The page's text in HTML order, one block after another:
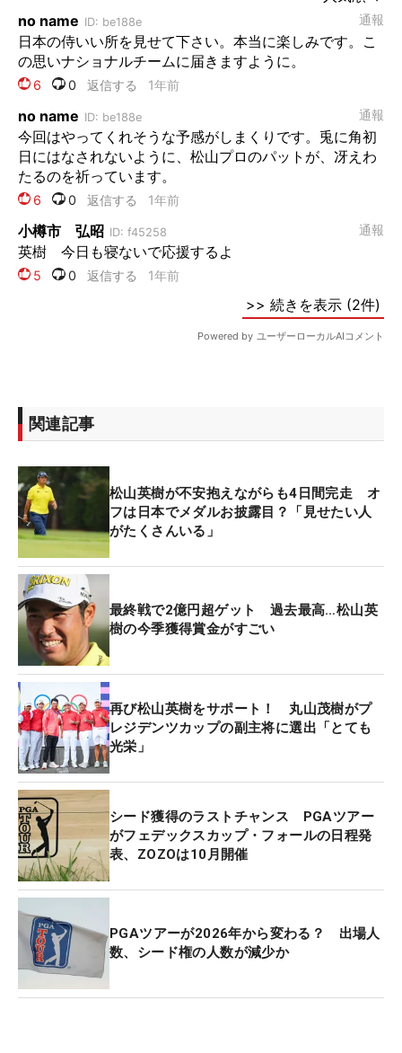
関連記事
松山英樹が不安抱えながらも4日間完走 オ
フは日本でメダルお披露目？「見せたい人
がたくさんいる」
最終戦で2億円超ゲット 過去最高…松山英
樹の今季獲得賞金がすごい
再び松山英樹をサポート！ 丸山茂樹がプ
レジデンツカップの副主将に選出「とても
光栄」
シード獲得のラストチャンス PGAツアー
がフェデックスカップ・フォールの日程発
表、ZOZOは10月開催
PGAツアーが2026年から変わる？ 出場人
数、シード権の人数が減少か